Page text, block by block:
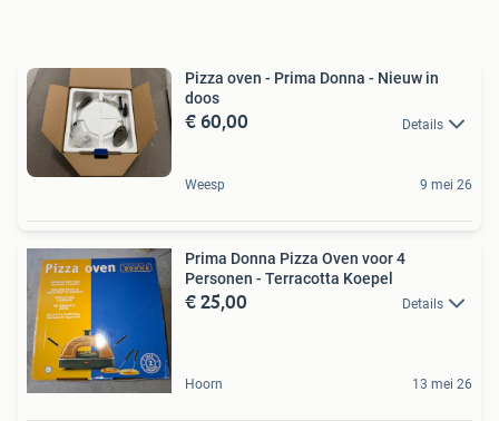
Pizza oven - Prima Donna - Nieuw in
doos
€ 60,00 Details
Weesp 9 mei 26
Prima Donna Pizza Oven voor 4
Personen - Terracotta Koepel
€ 25,00 Details
Hoorn 13 mei 26